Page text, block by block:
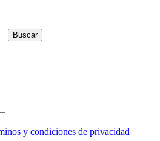
y condiciones de privacidad